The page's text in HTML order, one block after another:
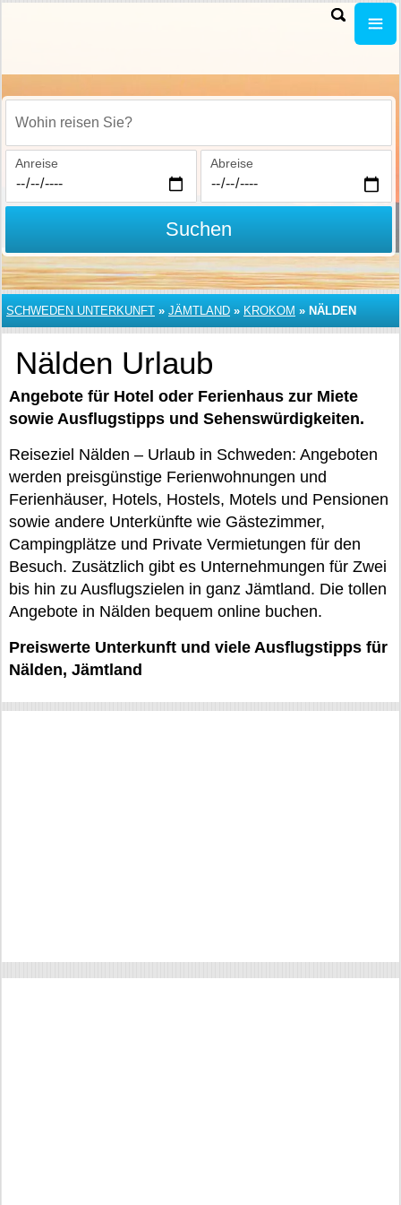
Wohin reisen Sie?
Anreise Abreise
Suchen
SCHWEDEN UNTERKUNFT » JÄMTLAND » KROKOM » NÄLDEN
Nälden Urlaub
Angebote für Hotel oder Ferienhaus zur Miete
sowie Ausflugstipps und Sehenswürdigkeiten.
Reiseziel Nälden – Urlaub in Schweden: Angeboten
werden preisgünstige Ferienwohnungen und
Ferienhäuser, Hotels, Hostels, Motels und Pensionen
sowie andere Unterkünfte wie Gästezimmer,
Campingplätze und Private Vermietungen für den
Besuch. Zusätzlich gibt es Unternehmungen für Zwei
bis hin zu Ausflugszielen in ganz Jämtland. Die tollen
Angebote in Nälden bequem online buchen.
Preiswerte Unterkunft und viele Ausflugstipps für
Nälden, Jämtland